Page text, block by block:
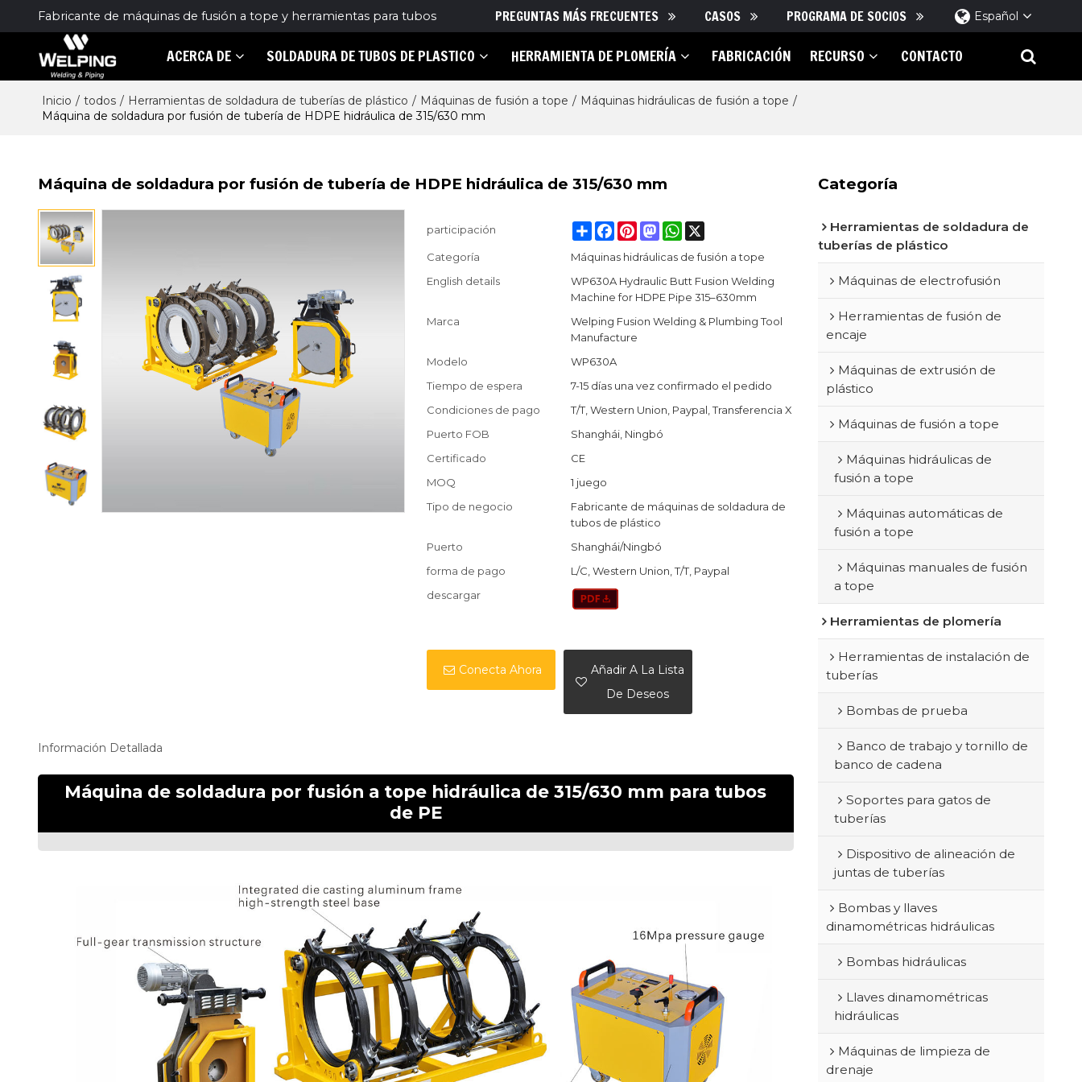
Fabricante de máquinas de fusión a tope y herramientas para tubos PREGUNTAS MÁS FRECUENTES CASOS PROGRAMA DE SOCIOS Español
ACERCA DE SOLDADURA DE TUBOS DE PLASTICO HERRAMIENTA DE PLOMERÍA FABRICACIÓN RECURSO CONTACTO
Inicio / todos / Herramientas de soldadura de tuberías de plástico / Máquinas de fusión a tope / Máquinas hidráulicas de fusión a tope /
Máquina de soldadura por fusión de tubería de HDPE hidráulica de 315/630 mm
Categoría
Herramientas de soldadura de
tuberías de plástico
Máquinas de electrofusión
Herramientas de fusión de
encaje
Máquinas de extrusión de
plástico
Máquinas de fusión a tope
Máquinas hidráulicas de
fusión a tope
Máquinas automáticas de
fusión a tope
Máquinas manuales de fusión
a tope
Herramientas de plomería
Herramientas de instalación de
tuberías
Bombas de prueba
Banco de trabajo y tornillo de
banco de cadena
Soportes para gatos de
tuberías
Dispositivo de alineación de
juntas de tuberías
Bombas y llaves
dinamométricas hidráulicas
Bombas hidráulicas
Llaves dinamométricas
hidráulicas
Máquinas de limpieza de
drenaje
Máquina de soldadura por fusión de tubería de HDPE hidráulica de 315/630 mm
participación ShareFacebook
PinterestMastodonWhatsApp
Categoría
Máquinas hidráulicas de fusión a tope
English details
WP630A Hydraulic Butt Fusion Welding
Machine for HDPE Pipe 315–630mm
Marca
Welping Fusion Welding & Plumbing Tool
Manufacture
Modelo
WP630A
Tiempo de espera
7-15 días una vez confirmado el pedido
Condiciones de pago
T/T, Western Union, Paypal, Transferencia X
Puerto FOB
Shanghái, Ningbó
Certificado
CE
MOQ
1 juego
Tipo de negocio
Fabricante de máquinas de soldadura de
tubos de plástico
Puerto
Shanghái/Ningbó
forma de pago
L/C, Western Union, T/T, Paypal
descargar
Conecta Ahora
Añadir A La Lista
De Deseos
Información Detallada
Máquina de soldadura por fusión a tope hidráulica de 315/630 mm para tubos
de PE